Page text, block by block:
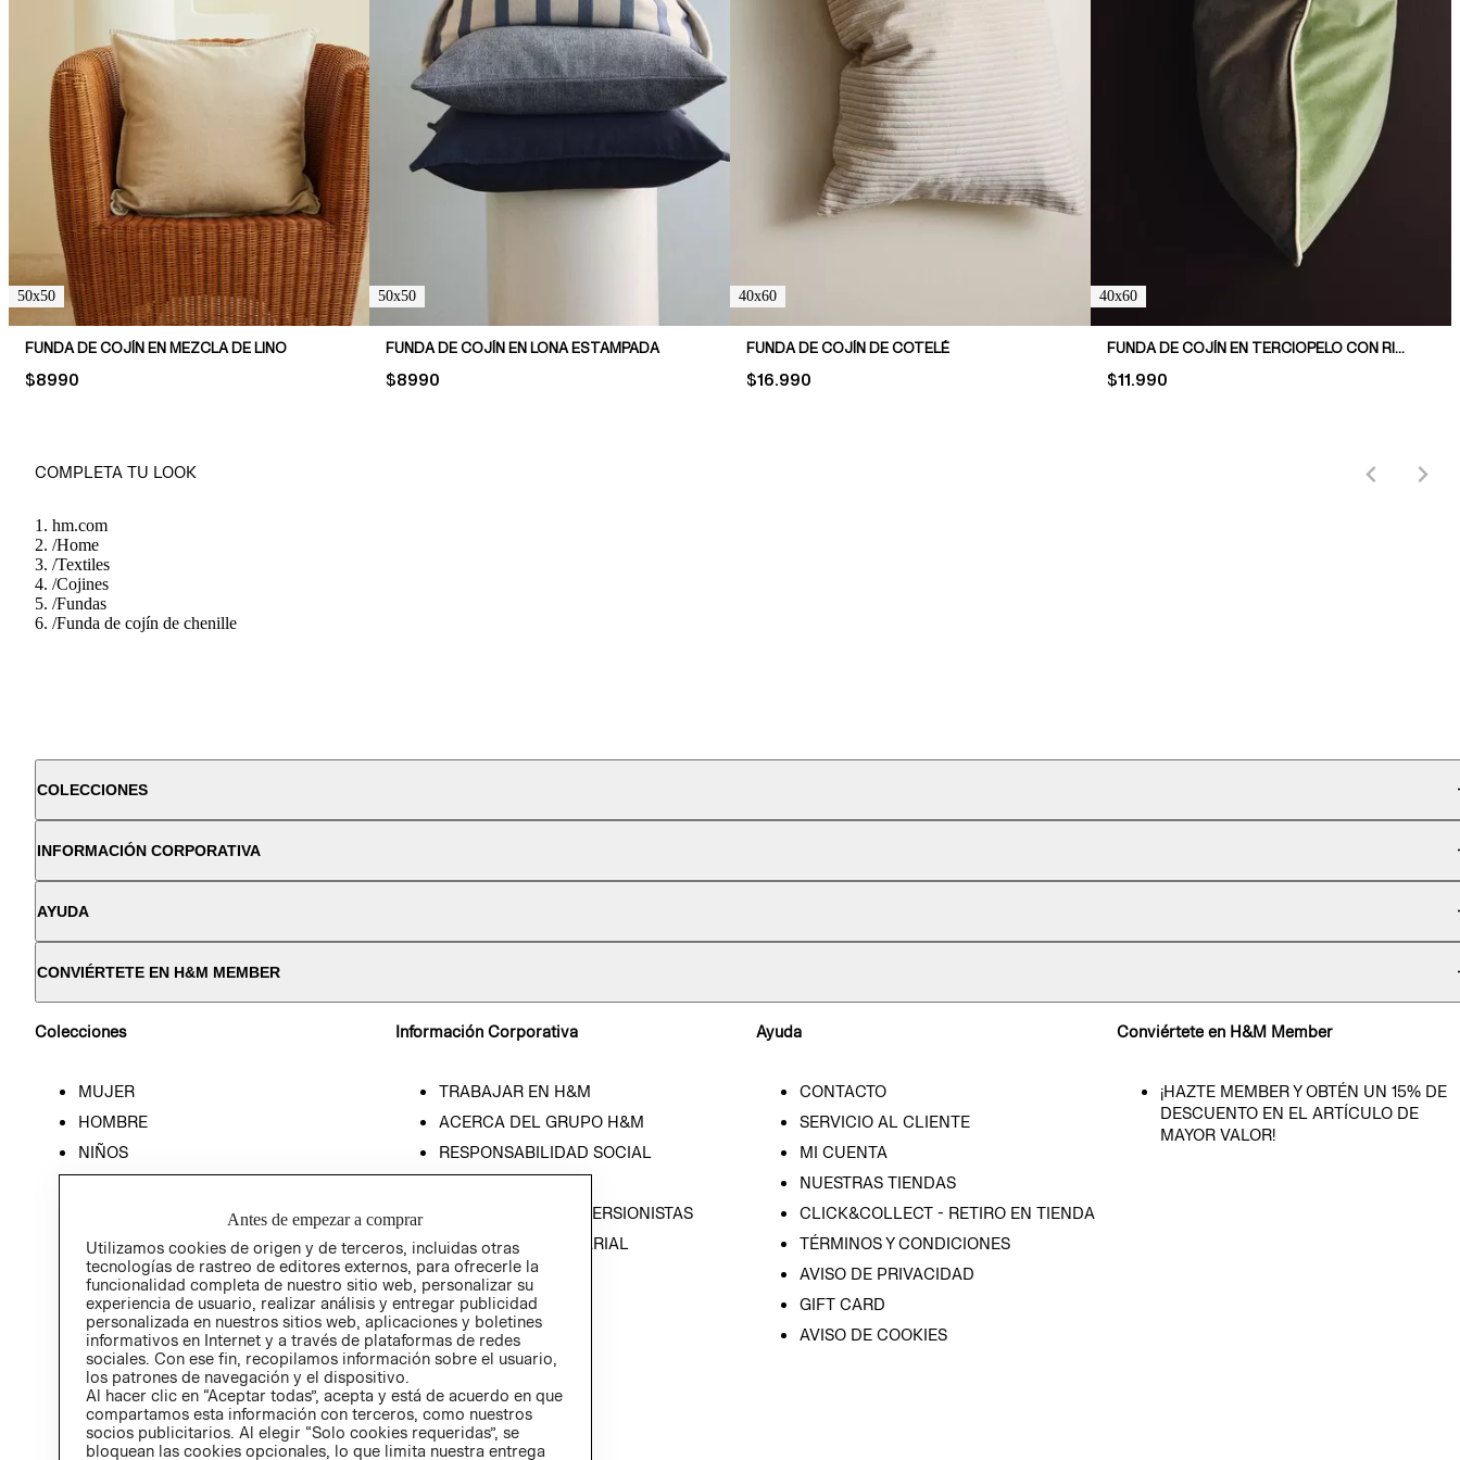
50x50
FUNDA DE COJÍN EN MEZCLA DE LINO
PRICE:
$8990
50x50
FUNDA DE COJÍN EN LONA ESTAMPADA
PRICE:
$8990
40x60
FUNDA DE COJÍN DE COTELÉ
PRICE:
$16.990
40x60
FUNDA DE COJÍN EN TERCIOPELO CON RIBETE DECORATIVO
PRICE:
$11.990
COMPLETA TU LOOK
hm.com
/Home
/Textiles
/Cojines
/Fundas
/Funda de cojín de chenille
COLECCIONES
INFORMACIÓN CORPORATIVA
AYUDA
CONVIÉRTETE EN H&M MEMBER
Colecciones
MUJER
HOMBRE
NIÑOS
Información Corporativa
TRABAJAR EN H&M
ACERCA DEL GRUPO H&M
RESPONSABILIDAD SOCIAL
RELACIÓN CON INVERSIONISTAS
POLÍTICA EMPRESARIAL
Ayuda
CONTACTO
SERVICIO AL CLIENTE
MI CUENTA
NUESTRAS TIENDAS
CLICK&COLLECT - RETIRO EN TIENDA
TÉRMINOS Y CONDICIONES
AVISO DE PRIVACIDAD
GIFT CARD
AVISO DE COOKIES
Conviértete en H&M Member
¡HAZTE MEMBER Y OBTÉN UN 15% DE
DESCUENTO EN EL ARTÍCULO DE
MAYOR VALOR!
Antes de empezar a comprar
Utilizamos cookies de origen y de terceros, incluidas otras
tecnologías de rastreo de editores externos, para ofrecerle la
funcionalidad completa de nuestro sitio web, personalizar su
experiencia de usuario, realizar análisis y entregar publicidad
personalizada en nuestros sitios web, aplicaciones y boletines
informativos en Internet y a través de plataformas de redes
sociales. Con ese fin, recopilamos información sobre el usuario,
los patrones de navegación y el dispositivo.
Al hacer clic en “Aceptar todas”, acepta y está de acuerdo en que
compartamos esta información con terceros, como nuestros
socios publicitarios. Al elegir “Solo cookies requeridas”, se
bloquean las cookies opcionales, lo que limita nuestra entrega